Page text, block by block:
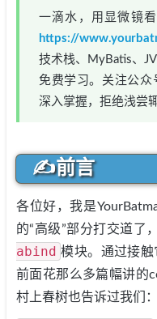
一滴水，用显微镜
https://
技术栈、MyBatis、
免费学习。关注公众
深入掌握，拒绝浅尝
✍前言
各位好，我是
的“高级”部分打交道了
abind 模块。通过接触
前面花那么多篇幅讲的
村上春树也告诉过我们：